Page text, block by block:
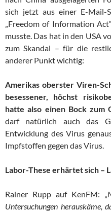
sich jetzt aus einer E-Mail-
„Freedom of Information
musste. Das hat in den USA
zum Skandal – für die
anderer Punkt wichtig:
Amerikas oberster Viren-
besessener, höchst
hatte also einen Bock zum
darf natürlich auch das
Entwicklung des Virus
Impfstoffen gegen das Virus.
Labor-These erhärtet sich –
Rainer Rupp auf KenFM:
Untersuchungen herauskäme,